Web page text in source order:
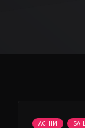
ACHIM